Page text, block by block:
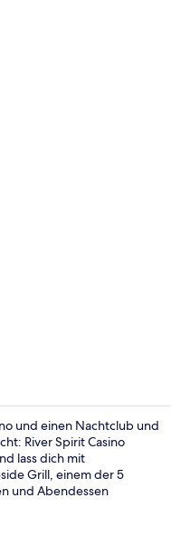
und einen Nachtclub und
River Spirit Casino
lass dich mit
Grill, einem der 5
und Abendessen
Andere Reisende